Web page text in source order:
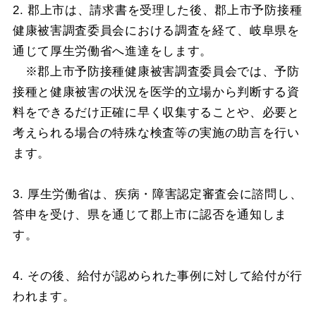
2. 郡上市は、請求書を受理した後、郡上市予防接種
健康被害調査委員会における調査を経て、岐阜県を
通じて厚生労働省へ進達をします。
※郡上市予防接種健康被害調査委員会では、予防
接種と健康被害の状況を医学的立場から判断する資
料をできるだけ正確に早く収集することや、必要と
考えられる場合の特殊な検査等の実施の助言を行い
ます。
3. 厚生労働省は、疾病・障害認定審査会に諮問し、
答申を受け、県を通じて郡上市に認否を通知しま
す。
4. その後、給付が認められた事例に対して給付が行
われます。